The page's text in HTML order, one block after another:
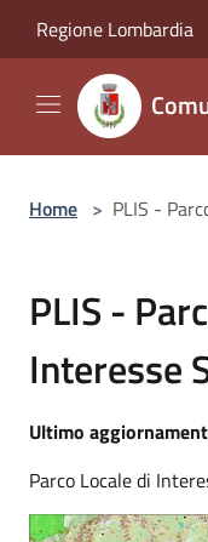
Regione Lombardia
Home > PLIS -
PLIS -
Interesse
Ultimo
Parco Locale di